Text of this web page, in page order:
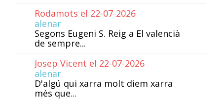
Rodamots el 22-07-2026
alenar
Segons Eugeni S. Reig a El valencià
de sempre...
Josep Vicent el 22-07-2026
alenar
D'algú qui xarra molt diem xarra
més que...